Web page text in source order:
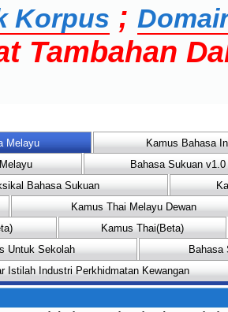
Korpus ;
Tambahan
Melayu
Kamus Bahasa
Bahasa Sukuan v1.0
Bahasa Sukuan
Kamus Thai Melayu Dewan
Kamus Thai(Beta)
Untuk Sekolah
Bahasa
Istilah Industri Perkhidmatan Kewangan